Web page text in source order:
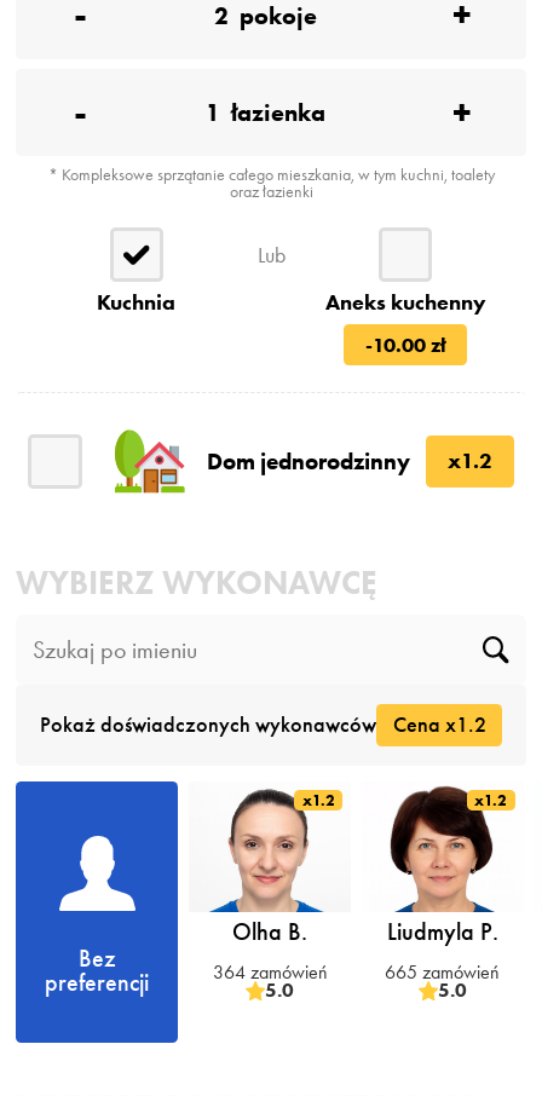
- 2 pokoje +
- 1 łazienka +
* Kompleksowe sprzątanie całego mieszkania, w tym kuchni, toalety
oraz łazienki
Kuchnia
Lub
Aneks kuchenny
-10.00 zł
Dom jednorodzinny x1.2
WYBIERZ WYKONAWCĘ
Pokaż doświadczonych wykonawców Cena x1.2
Bez
preferencji
x1.2
Olha B.
364 zamówień
5.0
x1.2
Liudmyla P.
665 zamówień
5.0